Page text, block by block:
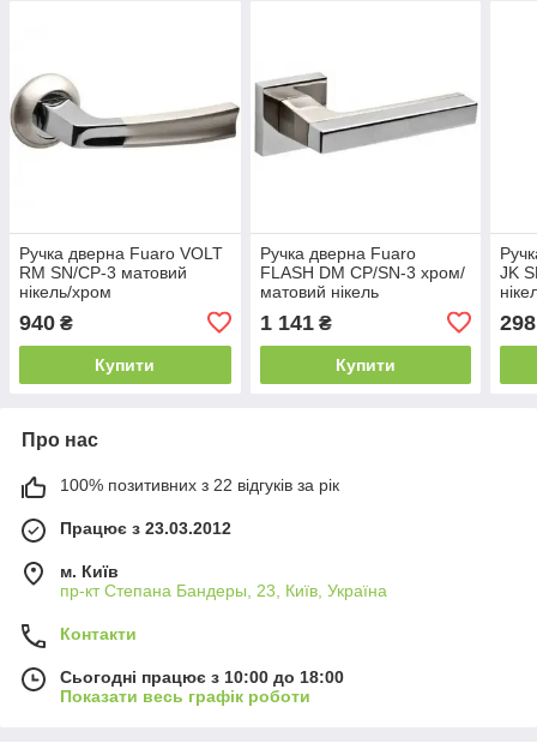
Ручка дверна Fuaro VOLT
RM SN/CP-3 матовий
нікель/хром
940 ₴
Купити
Ручка дверна Fuaro
FLASH DM CP/SN-3 хром/
матовий нікель
1 141₴
Купити
JK
298
Про нас
100% позитивних з 22 відгуків за рік
Працює з 23.03.2012
м. Київ
пр-кт Степана Бандеры, 23, Київ, Україна
Контакти
Сьогодні працює з 10:00 до 18:00
Показати весь графік роботи